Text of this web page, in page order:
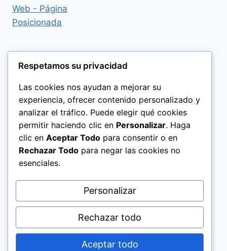
© 2026 El Significado de los Nombres Help
Respetamos su privacidad
Las cookies nos ayudan a mejorar su
experiencia, ofrecer contenido personalizado y
analizar el tráfico. Puede elegir qué cookies
permitir haciendo clic en Personalizar. Haga
clic en Aceptar Todo para consentir o en
Rechazar Todo para negar las cookies no
esenciales.
Personalizar
Rechazar todo
Aceptar todo